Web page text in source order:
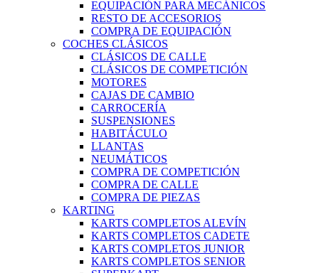
EQUIPACIÓN PARA MECÁNICOS
RESTO DE ACCESORIOS
COMPRA DE EQUIPACIÓN
COCHES CLÁSICOS
CLÁSICOS DE CALLE
CLÁSICOS DE COMPETICIÓN
MOTORES
CAJAS DE CAMBIO
CARROCERÍA
SUSPENSIONES
HABITÁCULO
LLANTAS
NEUMÁTICOS
COMPRA DE COMPETICIÓN
COMPRA DE CALLE
COMPRA DE PIEZAS
KARTING
KARTS COMPLETOS ALEVÍN
KARTS COMPLETOS CADETE
KARTS COMPLETOS JUNIOR
KARTS COMPLETOS SENIOR